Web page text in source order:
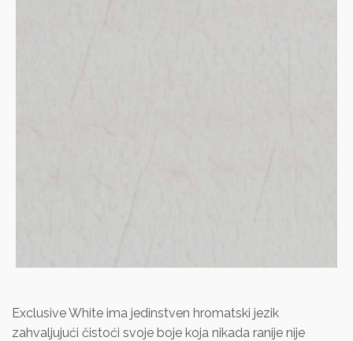
Exclusive White ima jedinstven hromatski jezik
zahvaljujući čistoći svoje boje koja nikada ranije nije